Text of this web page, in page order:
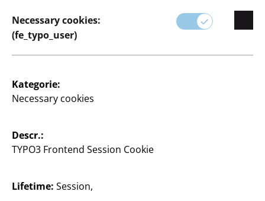
Necessary cookies:
(fe_typo_user)
Kategorie:
Necessary cookies
Descr.:
TYPO3 Frontend Session Cookie
Lifetime: Session,